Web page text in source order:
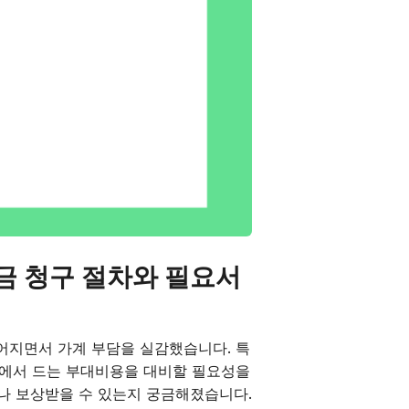
청구 절차와 필요서
면서 가계 부담을 실감했습니다. 특
서 드는 부대비용을 대비할 필요성을
보상받을 수 있는지 궁금해졌습니다.